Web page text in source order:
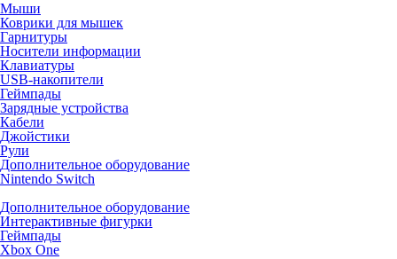
Мыши
Коврики для мышек
Гарнитуры
Носители информации
Клавиатуры
USB-накопители
Геймпады
Зарядные устройства
Кабели
Джойстики
Рули
Дополнительное оборудование
Nintendo Switch
Дополнительное оборудование
Интерактивные фигурки
Геймпады
Xbox One